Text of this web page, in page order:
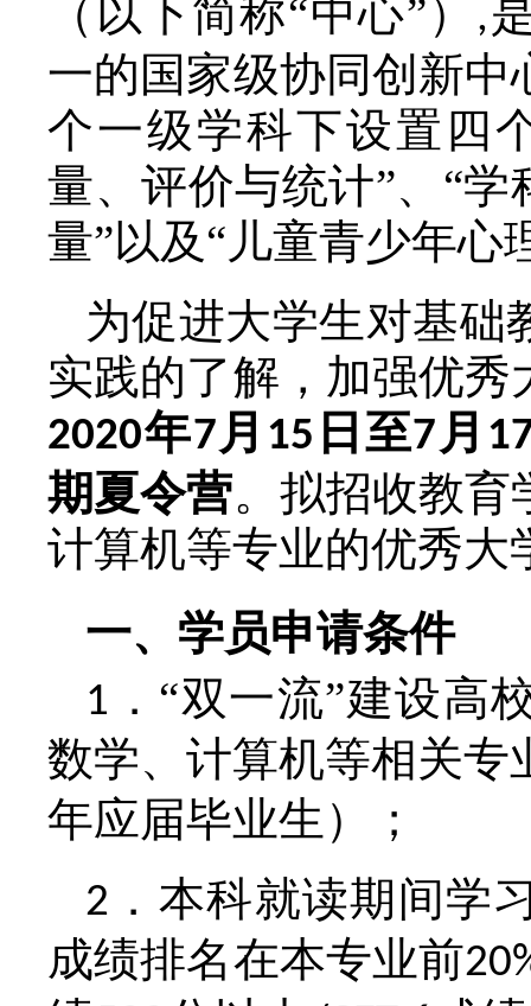
（以下简称“中心”）
,
一的国家级协同创新
个一级学科下设置四
量、评价与统计”、“
量”以及“儿童青少年心
为促进大学生对基础
实践的了解，加强优
2020年7月 15 日至7月
期夏令营。拟招收教育
计算机等专业的优秀大
一、学员申请条件
1 ．“双一流”建设高
数学、计算机等相关专
年应届毕业生）；
2 ．本科就读期间学
成绩排名在本专业前